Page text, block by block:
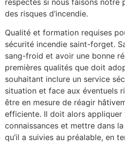
respectés si nous faisons notre
des risques d’incendie.
Qualité et formation requises
sécurité incendie saint-forget.
sang-froid et avoir une bonne
premières qualités que doit
souhaitant inclure un service
situation et face aux éventuels
être en mesure de réagir
efficiente. Il doit alors appliquer
connaissances et mettre dans
qu’il a suivies au préalable, en